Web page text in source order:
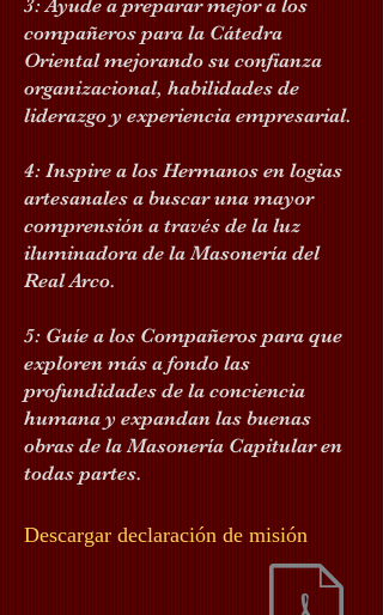
3: Ayude a preparar mejor a los
compañeros para la Cátedra
Oriental mejorando su confianza
organizacional, habilidades de
liderazgo y experiencia empresarial.
4: Inspire a los Hermanos en logias
artesanales a buscar una mayor
comprensión a través de la luz
iluminadora de la Masonería del
Real Arco.
5: Guíe a los Compañeros para que
exploren más a fondo las
profundidades de la conciencia
humana y expandan las buenas
obras de la Masonería Capitular en
todas partes.
Descargar declaración de misión